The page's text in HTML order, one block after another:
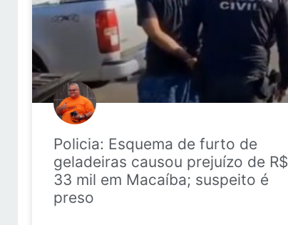
Policia: Esquema de furto de
geladeiras causou prejuízo de R$
33 mil em Macaíba; suspeito é
preso